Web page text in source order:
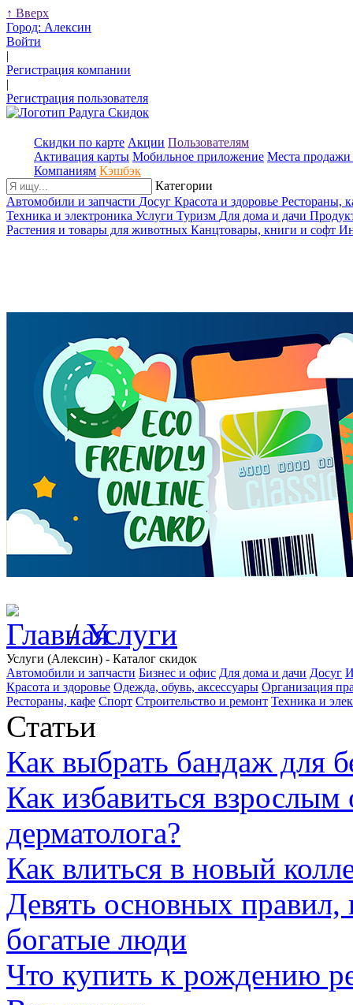
↑ Вверх
Город: Алексин
Войти
|
Регистрация компании
|
Регистрация пользователя
Скидки по карте Акции Пользователям
Активация карты Мобильное приложение Места продажи
Компаниям Кэшбэк
Категории
Автомобили и запчасти Досуг Красота и здоровье Рестораны,
Техника и электроника Услуги Туризм Для дома и дачи
Растения и товары для животных Канцтовары, книги и софт
/Услуги
Услуги (Алексин) - Каталог скидок
Автомобили и запчасти Бизнес и офис Для дома и дачи Досуг
Красота и здоровье Одежда, обувь, аксессуары Организация
Рестораны, кафе Спорт Строительство и ремонт Техника и
Статьи
Как выбрать бандаж для
Как избавиться
дерматолога?
Как влиться в новый
Девять основных
богатые люди
Что купить к рождению